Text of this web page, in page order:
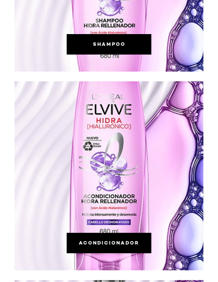
SHAMPOO
ACONDICIONADOR